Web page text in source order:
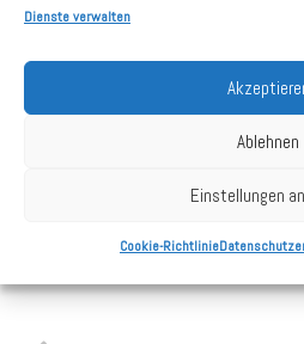
Dienste verwalten
Ablehnen
Einstellungen
Cookie-Richtlinie
Kaufdatum
5
Stand: 31.12.2025